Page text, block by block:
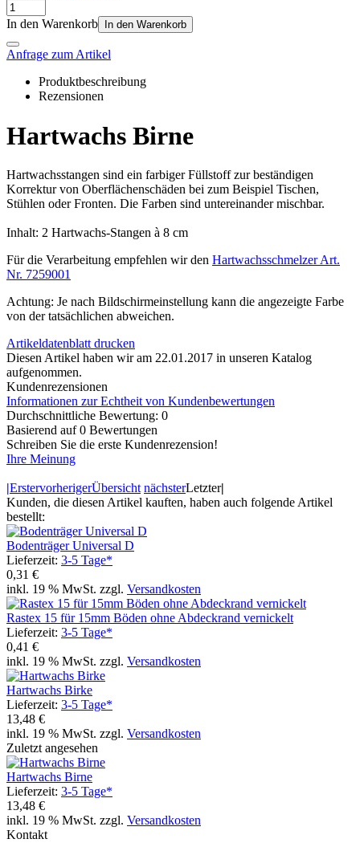
In den Warenkorb In den Warenkorb
Anfrage zum Artikel
Produktbeschreibung
Rezensionen
Hartwachs Birne
Hartwachsstangen sind ein farbiger Füllstoff zur beständigen
Korrektur von Oberflächenschäden bei zum Beispiel Tischen,
Stühlen oder Fronten. Die Farben sind untereinander mischbar.
Inhalt: 2 Hartwachs-Stangen à 8 cm
Für die Verarbeitung empfehlen wir den Hartwachsschmelzer Art.
Nr. 7259001
Achtung: Je nach Bildschirmeinstellung kann die angezeigte Farbe
von der tatsächlichen abweichen.
Artikeldatenblatt drucken
Diesen Artikel haben wir am 22.01.2017 in unseren Katalog
aufgenommen.
Kundenrezensionen
Informationen zur Echtheit von Kundenbewertungen
Durchschnittliche Bewertung: 0
Basierend auf 0 Bewertungen
Schreiben Sie die erste Kundenrezension!
Ihre Meinung
|ErstervorherigerÜbersicht nächsterLetzter|
Kunden, die diesen Artikel kauften, haben auch folgende Artikel
bestellt:
Bodenträger Universal D
Lieferzeit: 3-5 Tage*
0,31 €
inkl. 19 % MwSt. zzgl. Versandkosten
Rastex 15 für 15mm Böden ohne Abdeckrand vernickelt
Lieferzeit: 3-5 Tage*
0,41 €
inkl. 19 % MwSt. zzgl. Versandkosten
Hartwachs Birke
Lieferzeit: 3-5 Tage*
13,48 €
inkl. 19 % MwSt. zzgl. Versandkosten
Zuletzt angesehen
Hartwachs Birne
Lieferzeit: 3-5 Tage*
13,48 €
inkl. 19 % MwSt. zzgl. Versandkosten
Kontakt